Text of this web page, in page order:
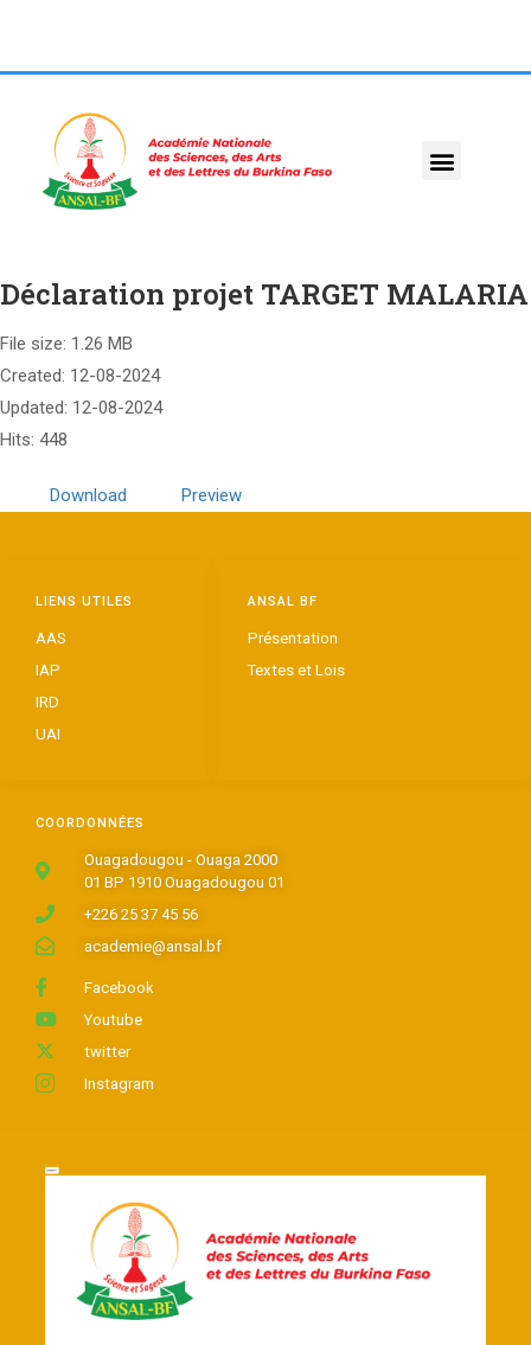
Déclaration projet TARGET MALARIA
File size: 1.26 MB
Created: 12-08-2024
Updated: 12-08-2024
Hits: 448
Download Preview
COORDONNÉES
Ouagadougou - Ouaga 2000
01 BP 1910 Ouagadougou 01
+226 25 37 45 56
academie@ansal.bf
Facebook
Youtube
twitter
Instagram
ANSAL BF
Présentation
Textes et Lois
LIENS UTILES
AAS
IAP
IRD
UAI